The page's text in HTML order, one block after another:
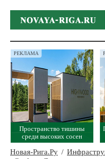
РЕКЛАМА
Пространство тишины
среди высоких сосен
Новая-Рига.Ру /